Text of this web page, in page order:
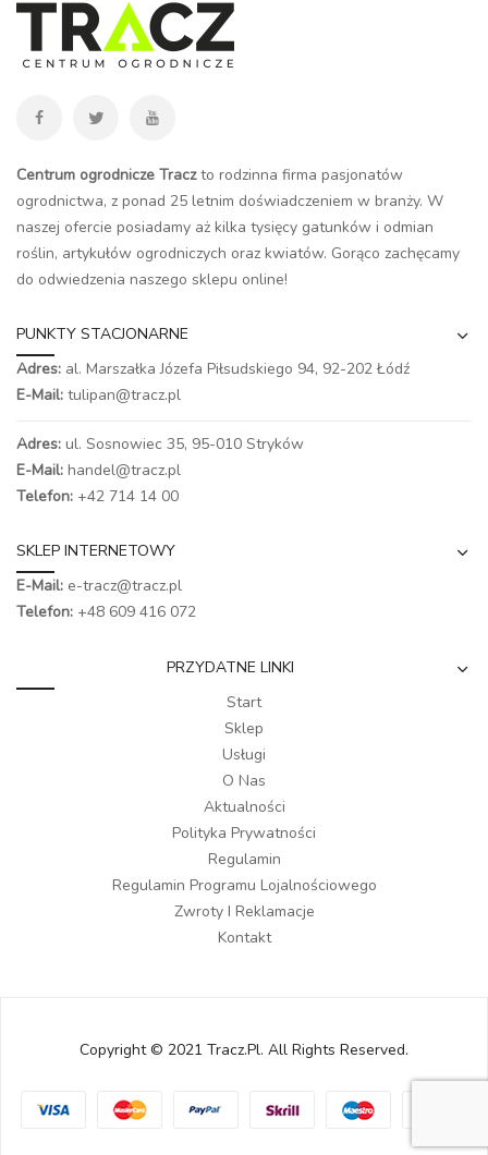
Centrum ogrodnicze Traczto rodzinna firma pasjonatów
ogrodnictwa, z ponad 25 letnim doświadczeniem w branży. W
naszej ofercie posiadamy aż kilka tysięcy gatunków i odmian
roślin, artykułów ogrodniczych oraz kwiatów. Gorąco zachęcamy
do odwiedzenia naszego sklepu online!
PUNKTY STACJONARNE
Adres: al. Marszałka Józefa Piłsudskiego 94, 92-202 Łódź
E-Mail: tulipan@tracz.pl
Adres: ul. Sosnowiec 35, 95-010 Stryków
E-Mail: handel@tracz.pl
Telefon: +42 714 14 00
SKLEP INTERNETOWY
E-Mail: e-tracz@tracz.pl
Telefon: +48 609 416 072
PRZYDATNE LINKI
Start
Sklep
Usługi
O Nas
Aktualności
Polityka Prywatności
Regulamin
Regulamin Programu Lojalnościowego
Zwroty I Reklamacje
Kontakt
Copyright © 2021 Tracz.pl. All Rights Reserved.